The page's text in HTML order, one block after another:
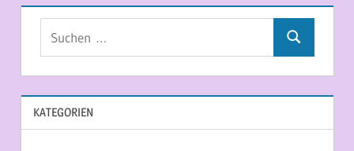
Suchen
KATEGORIEN